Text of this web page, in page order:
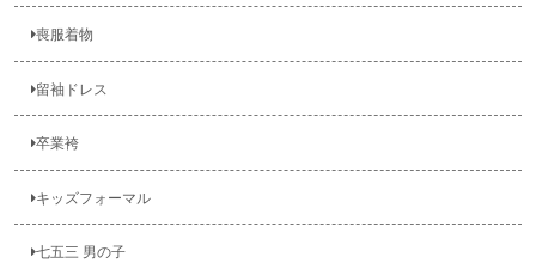
喪服着物
留袖ドレス
卒業袴
キッズフォーマル
七五三 男の子